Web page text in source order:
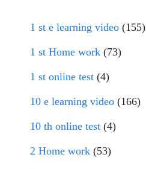
1 st e learning video (155)
1 st Home work (73)
1 st online test (4)
10 e learning video (166)
10 th online test (4)
2 Home work (53)